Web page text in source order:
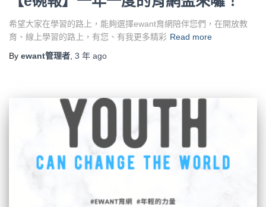
希望大家在學習的路上，能夠選擇ewant育網陪伴您們，在開放教
育、線上學習的路上，有您、有我更多精彩 Read more
By ewant管理者 3 年 ago